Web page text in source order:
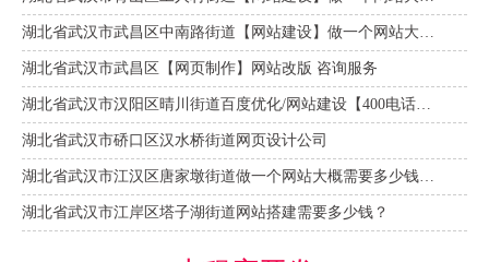
湖北省武汉市武昌区【网页制作】网站改版 咨询服务
湖北省武汉市硚口区汉水桥街道网页设计公司
湖北省武汉市江岸区塔子湖街道网站搭建需要多少钱？